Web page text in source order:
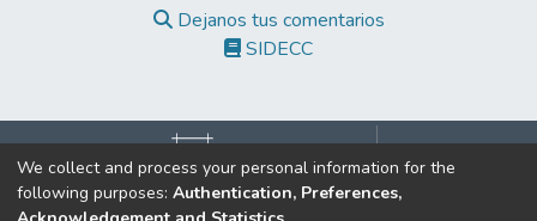
Dejanos tus comentarios
SIDECC
©2017 Todos los derechos reservados.
We collect and process your personal information for the
following purposes: Authentication, Preferences,